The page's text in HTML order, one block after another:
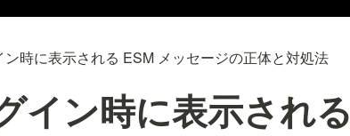
時に表示される ESM メッセージの正体と対処法
イン時に表示される